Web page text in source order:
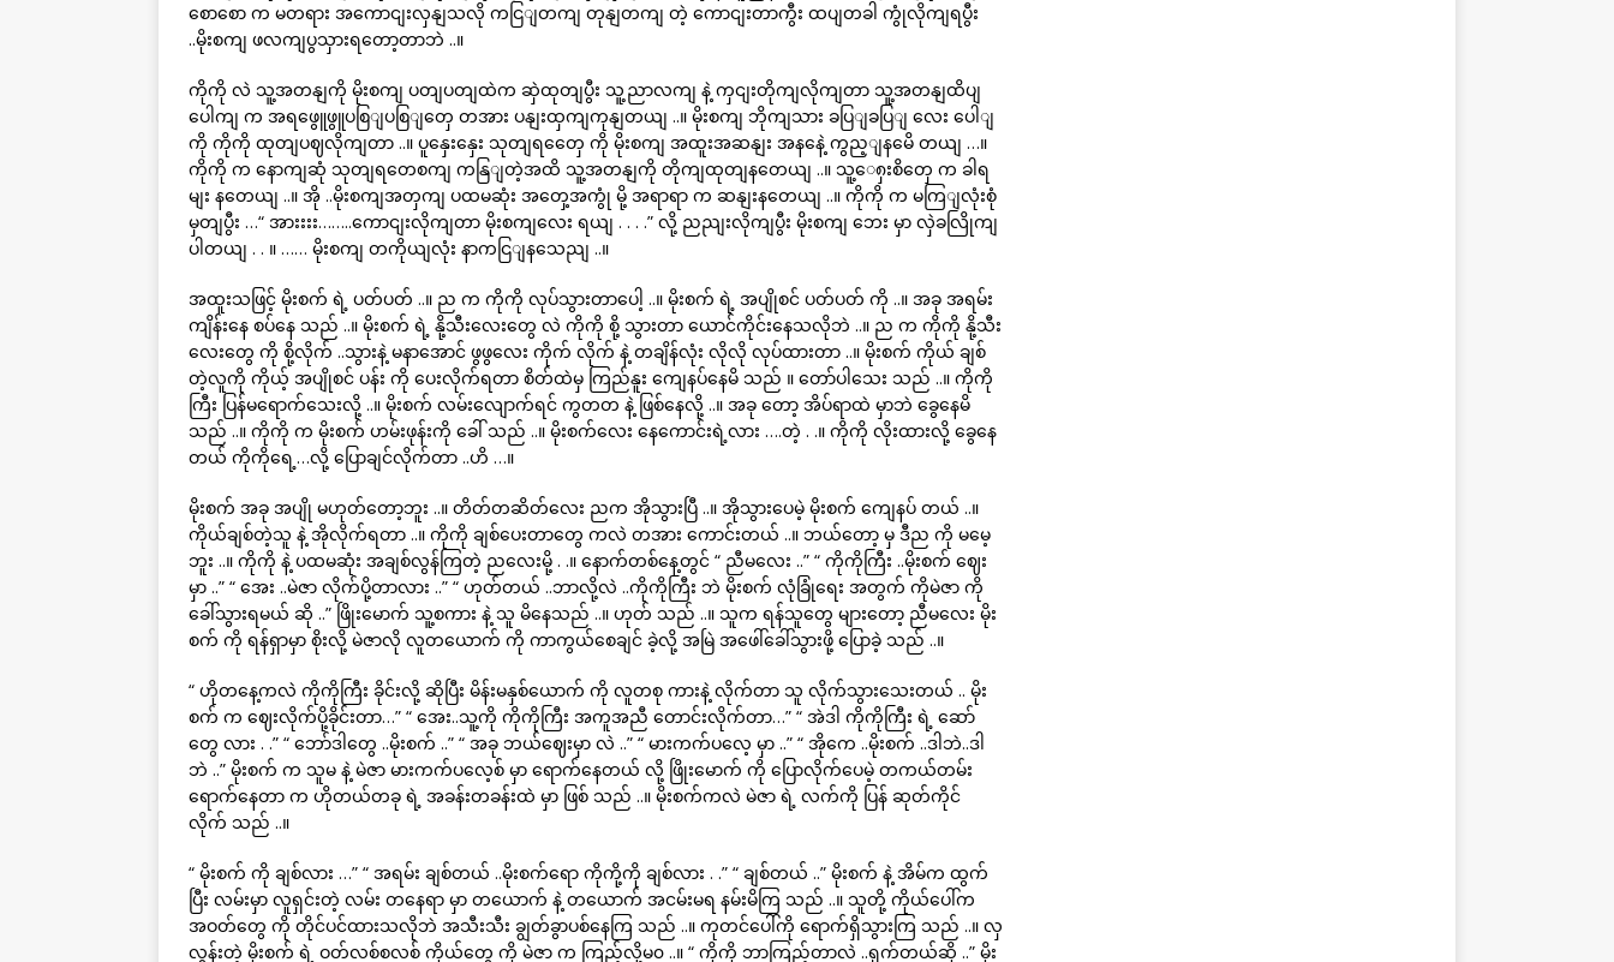
စောစော က မတရား အကောငျးလှနျသလို ကငြျတကျ တုနျတကျ တဲ့ ကောငျးတာကွီး ထပျတခါ ကွုံလိုကျရပွီး
..မိုးစကျ ဖလကျပွသှားရတော့တာဘဲ ..။
ကိုကို လဲ သူ့အတနျကို မိုးစကျ ပတျပတျထဲက ဆှဲထုတျပွီး သူ့ညာလကျ နဲ့ ကှငျးတိုကျလိုကျတာ သူ့အတနျထိပျ
ပေါကျ က အရဖွေူဖွူပစြျပစြျတှေ တအား ပနျးထှကျကုနျတယျ ..။ မိုးစကျ ဘိုကျသား ခပြျခပြျ လေး ပေါျ
ကို ကိုကို ထုတျပဈလိုကျတာ ..။ ပူနှေးနှေး သုတျရတှေေ ကို မိုးစကျ အထူးအဆနျး အနနေဲ့ ကွည့ျနမေိ တယျ …။
ကိုကို က နောကျဆုံ သုတျရတေစကျ ကနြျတဲ့အထိ သူ့အတနျကို တိုကျထုတျနတေယျ ..။ သူ့ေ၈ှးစိတှေ က ခါရ
မျး နတေယျ ..။ အို ..မိုးစကျအတှကျ ပထမဆုံး အတှေ့အကွုံ မို့ အရာရာ က ဆနျးနတေယျ ..။ ကိုကို က မကြျလုံးစုံ
မှတျပွီး …“ အားးးး……..ကောငျးလိုကျတာ မိုးစကျလေး ရယျ . . . .” လို့ ညညျးလိုကျပွီး မိုးစကျ ဘေး မှာ လှဲခလြိုကျ
ပါတယျ . . ။ …… မိုးစကျ တကိုယျလုံး နာကငြျနသေညျ ..။
အထူးသဖြင့် မိုးစက် ရဲ့ ပတ်ပတ် ..။ ည က ကိုကို လုပ်သွားတာပေါ့ ..။ မိုးစက် ရဲ့ အပျိုစင် ပတ်ပတ် ကို ..။ အခု အရမ်း
ကျိန်းနေ စပ်နေ သည် ..။ မိုးစက် ရဲ့ နို့သီးလေးတွေ လဲ ကိုကို စို့ သွားတာ ယောင်ကိုင်းနေသလိုဘဲ ..။ ည က ကိုကို နို့သီး
လေးတွေ ကို စို့လိုက် ..သွားနဲ့ မနာအောင် ဖွဖွလေး ကိုက် လိုက် နဲ့ တချိန်လုံး လိုလို လုပ်ထားတာ ..။ မိုးစက် ကိုယ် ချစ်
တဲ့လူကို ကိုယ့် အပျိုစင် ပန်း ကို ပေးလိုက်ရတာ စိတ်ထဲမှ ကြည်နူး ကျေနပ်နေမိ သည် ။ တော်ပါသေး သည် ..။ ကိုကို
ကြီး ပြန်မရောက်သေးလို့ ..။ မိုးစက် လမ်းလျောက်ရင် ကွတတ နဲ့ ဖြစ်နေလို့ ..။ အခု တော့ အိပ်ရာထဲ မှာဘဲ ခွေနေမိ
သည် ..။ ကိုကို က မိုးစက် ဟမ်းဖုန်းကို ခေါ် သည် ..။ မိုးစက်လေး နေကောင်းရဲ့လား ….တဲ့ . .။ ကိုကို လိုးထားလို့ ခွေနေ
တယ် ကိုကိုရေ့…လို့ ပြောချင်လိုက်တာ ..ဟိ …။
မိုးစက် အခု အပျို မဟုတ်တော့ဘူး ..။ တိတ်တဆိတ်လေး ညက အိုသွားပြီ ..။ အိုသွားပေမဲ့ မိုးစက် ကျေနပ် တယ် ..။
ကိုယ်ချစ်တဲ့သူ နဲ့ အိုလိုက်ရတာ ..။ ကိုကို ချစ်ပေးတာတွေ ကလဲ တအား ကောင်းတယ် ..။ ဘယ်တော့ မှ ဒီည ကို မမေ့
ဘူး ..။ ကိုကို နဲ့ ပထမဆုံး အချစ်လွန်ကြတဲ့ ညလေးမို့ . .။ နောက်တစ်နေ့တွင် “ ညီမလေး ..” “ ကိုကိုကြီး ..မိုးစက် ဈေး
မှာ ..” “ အေး ..မဲဇာ လိုက်ပို့တာလား ..” “ ဟုတ်တယ် ..ဘာလို့လဲ ..ကိုကိုကြီး ဘဲ မိုးစက် လုံခြုံရေး အတွက် ကိုမဲဇာ ကို
ခေါ်သွားရမယ် ဆို ..” ဖြိုးမောက် သူ့စကား နဲ့ သူ မိနေသည် ..။ ဟုတ် သည် ..။ သူက ရန်သူတွေ များတော့ ညီမလေး မိုး
စက် ကို ရန်ရှာမှာ စိုးလို့ မဲဇာလို လူတယောက် ကို ကာကွယ်စေချင် ခဲ့လို့ အမြဲ အဖေါ်ခေါ်သွားဖို့ ပြောခဲ့ သည် ..။
“ ဟိုတနေ့ကလဲ ကိုကိုကြီး ခိုင်းလို့ ဆိုပြီး မိန်းမနှစ်ယောက် ကို လူတစု ကားနဲ့ လိုက်တာ သူ လိုက်သွားသေးတယ် .. မိုး
စက် က ဈေးလိုက်ပို့ခိုင်းတာ…” “ အေး..သူ့ကို ကိုကိုကြီး အကူအညီ တောင်းလိုက်တာ…” “ အဲဒါ ကိုကိုကြီး ရဲ့ ဆော်
တွေ လား . .” “ ဘော်ဒါတွေ ..မိုးစက် ..” “ အခု ဘယ်ဈေးမှာ လဲ ..” “ မားကက်ပလေ့ မှာ ..” “ အိုကေ ..မိုးစက် ..ဒါဘဲ..ဒါ
ဘဲ ..” မိုးစက် က သူမ နဲ့ မဲဇာ မားကက်ပလေ့စ် မှာ ရောက်နေတယ် လို့ ဖြိုးမောက် ကို ပြောလိုက်ပေမဲ့ တကယ်တမ်း
ရောက်နေတာ က ဟိုတယ်တခု ရဲ့ အခန်းတခန်းထဲ မှာ ဖြစ် သည် ..။ မိုးစက်ကလဲ မဲဇာ ရဲ့ လက်ကို ပြန် ဆုတ်ကိုင်
လိုက် သည် ..။
“ မိုးစက် ကို ချစ်လား …” “ အရမ်း ချစ်တယ် ..မိုးစက်ရော ကိုကို့ကို ချစ်လား . .” “ ချစ်တယ် ..” မိုးစက် နဲ့ အိမ်က ထွက်
ပြီး လမ်းမှာ လူရှင်းတဲ့ လမ်း တနေရာ မှာ တယောက် နဲ့ တယောက် အငမ်းမရ နမ်းမိကြ သည် ..။ သူတို့ ကိုယ်ပေါ်က
အဝတ်တွေ ကို တိုင်ပင်ထားသလိုဘဲ အသီးသီး ချွတ်ခွာပစ်နေကြ သည် ..။ ကုတင်ပေါ်ကို ရောက်ရှိသွားကြ သည် ..။ လှ
လွန်းတဲ့ မိုးစက် ရဲ့ ဝတ်လစ်စလစ် ကိုယ်တွေ ကို မဲဇာ က ကြည့်လို့မ၀ ..။ “ ကိုကို ဘာကြည့်တာလဲ ..ရှက်တယ်ဆို ..” မိုး